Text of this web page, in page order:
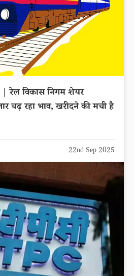
रेल विकास निगम शेयर
चढ़ रहा भाव, खरीदने की मची है
22nd Sep 2025